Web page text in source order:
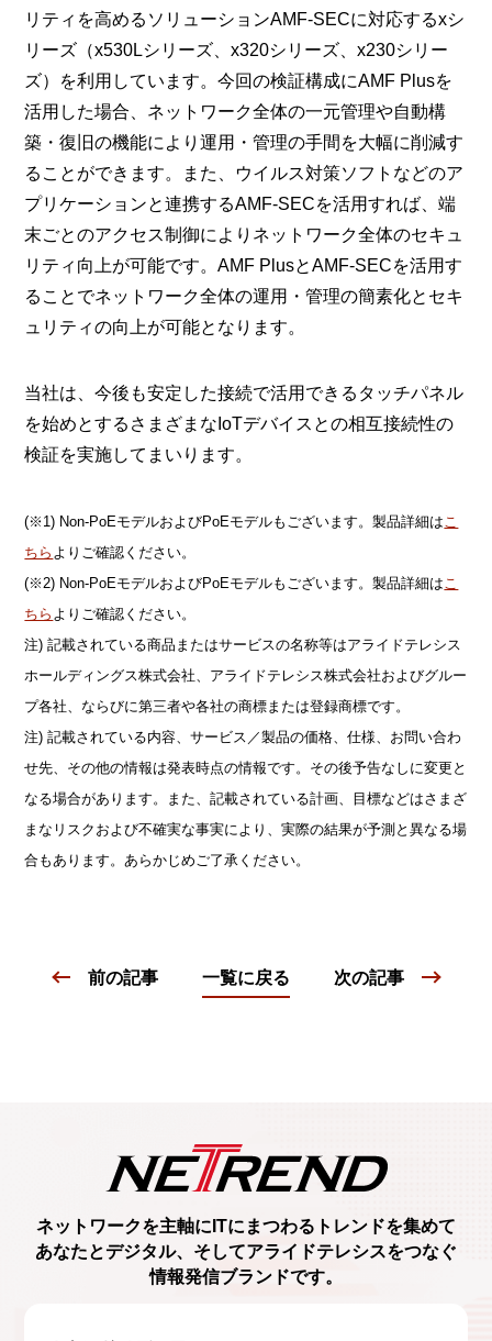
リティを高めるソリューションAMF-SECに対応するxシ
リーズ（x530Lシリーズ、x320シリーズ、x230シリー
ズ）を利用しています。今回の検証構成にAMF Plusを
活用した場合、ネットワーク全体の一元管理や自動構
築・復旧の機能により運用・管理の手間を大幅に削減す
ることができます。また、ウイルス対策ソフトなどのア
プリケーションと連携するAMF-SECを活用すれば、端
末ごとのアクセス制御によりネットワーク全体のセキュ
リティ向上が可能です。AMF PlusとAMF-SECを活用す
ることでネットワーク全体の運用・管理の簡素化とセキ
ュリティの向上が可能となります。
当社は、今後も安定した接続で活用できるタッチパネル
を始めとするさまざまなIoTデバイスとの相互接続性の
検証を実施してまいります。
(※1) Non-PoEモデルおよびPoEモデルもございます。製品詳細はこ
ちら よりご確認ください。
(※2) Non-PoEモデルおよびPoEモデルもございます。製品詳細はこ
ちら よりご確認ください。
注) 記載されている商品またはサービスの名称等はアライドテレシス
ホールディングス株式会社、アライドテレシス株式会社およびグルー
プ各社、ならびに第三者や各社の商標または登録商標です。
注) 記載されている内容、サービス／製品の価格、仕様、お問い合わ
せ先、その他の情報は発表時点の情報です。その後予告なしに変更と
なる場合があります。また、記載されている計画、目標などはさまざ
まなリスクおよび不確実な事実により、実際の結果が予測と異なる場
合もあります。あらかじめご了承ください。
前の記事 一覧に戻る 次の記事
ネットワークを主軸に ITにまつわるトレンドを集めて
あなたとデジタル、 そしてアライドテレシスをつなぐ
情報発信ブランドです。